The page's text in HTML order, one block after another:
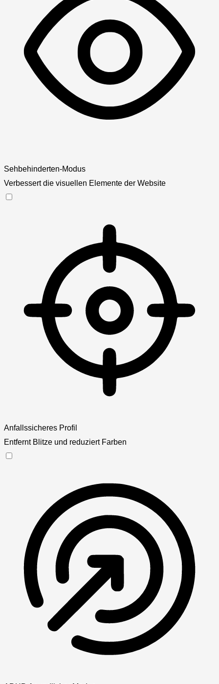
Sehbehinderten-Modus
Verbessert die visuellen Elemente der Website
Anfallssicheres Profil
Entfernt Blitze und reduziert Farben